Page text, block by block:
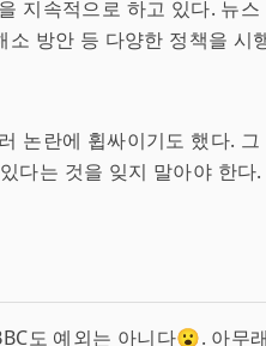
지속적으로 하고 있다. 뉴스
방안 등 다양한 정책을 시
논란에 휩싸이기도 했다. 그
다는 것을 잊지 말아야 한다.
도 예외는 아니다😮. 아무래